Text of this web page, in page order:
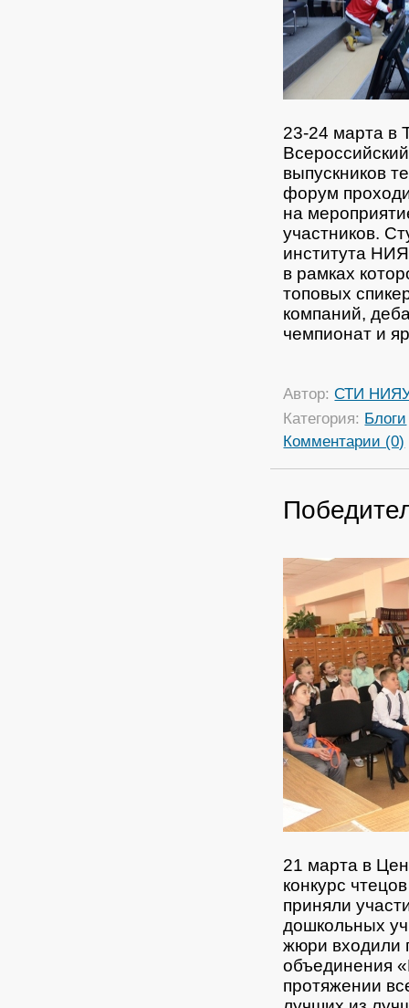
23-24 марта в
выпускников
форум
на
участников.
института
в рамках
топовых
компаний,
чемпионат и
Автор:СТИ
Категория: Блоги
Комментарии (0)
21 марта в
конкурс
приняли
дошкольных
жюри входили
объединения
протяжении